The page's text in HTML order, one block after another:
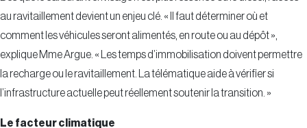
au ravitaillement devient un enjeu clé. « Il faut déterminer où et
comment les véhicules seront alimentés, en route ou au dépôt »,
explique Mme Argue. « Les temps d’immobilisation doivent permettre
la recharge ou le ravitaillement. La télématique aide à vérifier si
l’infrastructure actuelle peut réellement soutenir la transition. »
Le facteur climatique